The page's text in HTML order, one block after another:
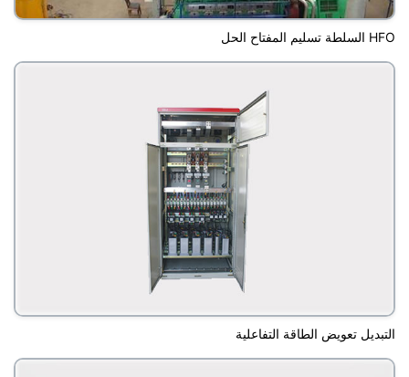
HFO السلطة تسليم المفتاح الحل
التبديل تعويض الطاقة التفاعلية